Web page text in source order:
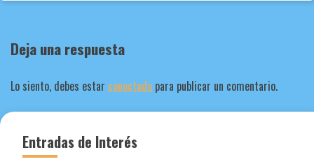
Deja una respuesta
Lo siento, debes estar conectado para publicar un comentario.
Entradas de Interés